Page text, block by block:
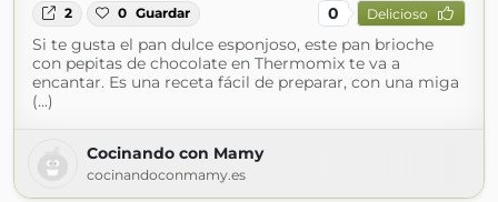
2 0 Guardar 0 Delicioso
Si te gusta el pan dulce esponjoso, este pan brioche
con pepitas de chocolate en Thermomix te va a
encantar. Es una receta fácil de preparar, con una miga
(...)
Cocinando con Mamy
cocinandoconmamy.es